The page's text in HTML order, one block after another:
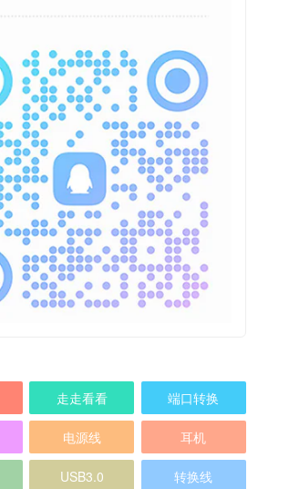
走走看看 端口转换
电源线 耳机
USB3.0 转换线